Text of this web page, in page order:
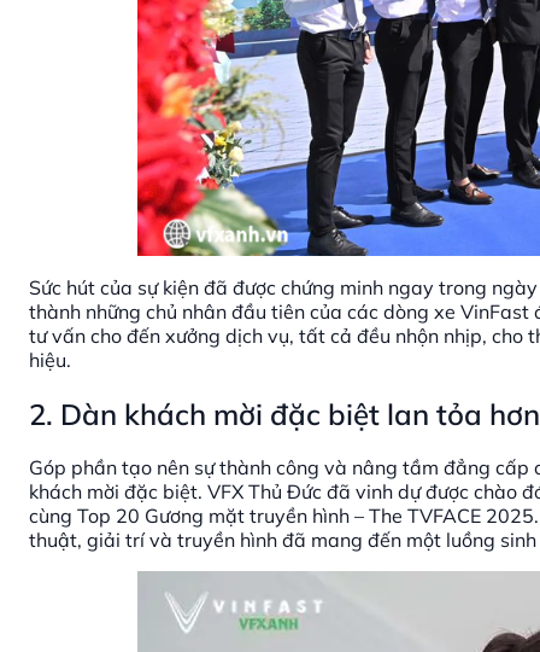
Sức hút của sự kiện đã được chứng minh ngay trong
thành những chủ nhân đầu tiên của các dòng xe
tư vấn cho đến xưởng dịch vụ, tất cả đều nhộn nhịp,
hiệu.
2. Dàn khách mời đặc biệt lan tỏa
Góp phần tạo nên sự thành công và nâng tầm đẳng
khách mời đặc biệt. VFX Thủ Đức đã vinh dự được chào
cùng Top 20 Gương mặt truyền hình – The TVFACE
thuật, giải trí và truyền hình đã mang đến một luồng